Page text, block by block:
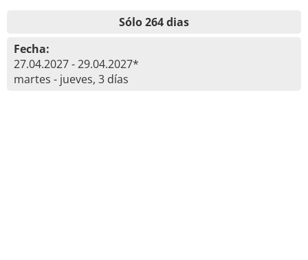
Sólo 264 dias
Fecha:
27.04.2027 - 29.04.2027*
martes - jueves, 3 días